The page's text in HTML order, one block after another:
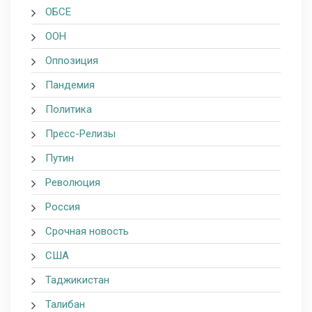
ОБСЕ
ООН
Оппозиция
Пандемия
Политика
Пресс-Релизы
Путин
Революция
Россия
Срочная новость
США
Таджикистан
Талибан